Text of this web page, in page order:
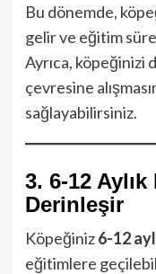
Bu dönemde,
gelir ve eğitim
Ayrıca, köpeğinizi
çevresine
sağlayabilirsiniz.
3. 6-12
Derinleşir
Köpeğiniz6-12
eğitimlere